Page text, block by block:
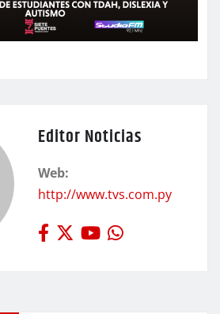
Editor Noticias
Web:
http://www.tvs.com.py